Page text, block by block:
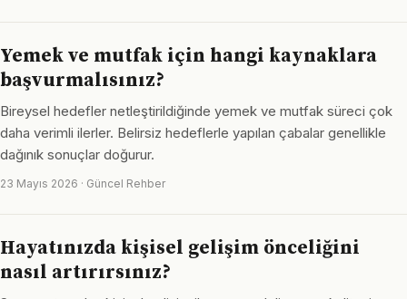
Yemek ve mutfak için hangi kaynaklara
başvurmalısınız?
Bireysel hedefler netleştirildiğinde yemek ve mutfak süreci çok
daha verimli ilerler. Belirsiz hedeflerle yapılan çabalar genellikle
dağınık sonuçlar doğurur.
23 Mayıs 2026 · Güncel Rehber
Hayatınızda kişisel gelişim önceliğini
nasıl artırırsınız?